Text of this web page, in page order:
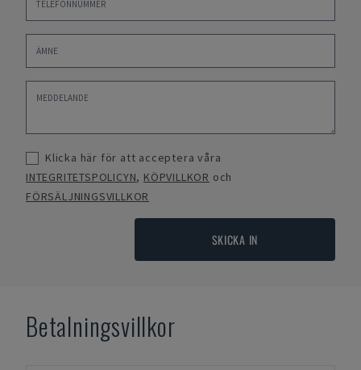
Klicka här för att acceptera våra
INTEGRITETSPOLICYN, KÖPVILLKOR och
FÖRSÄLJNINGSVILLKOR
SKICKA IN
Betalningsvillkor